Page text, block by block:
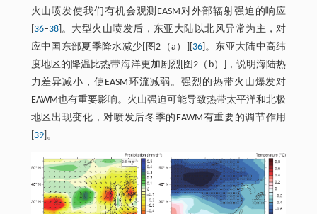
火山喷发使我们有机会观测EASM对外部辐射强迫的响应
36–38]。大型火山喷发后，东亚大陆以北风异常为主，对
应中国东部夏季降水减少[图2（a）][ 36]。东亚大陆中高纬
度地区的降温比热带海洋更加剧烈[图2（b）]，说明海陆热
力差异减小，使EASM环流减弱。强烈的热带火山爆发对
EAWM也有重要影响。火山强迫可能导致热带太平洋和北极
地区出现变化，对喷发后冬季的EAWM有重要的调节作用
39]。